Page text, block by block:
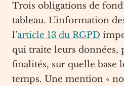
Trois obligations de
tableau. L’information
l’article 13 du RGPD
qui traite leurs données,
finalités, sur quelle base
temps. Une mention «